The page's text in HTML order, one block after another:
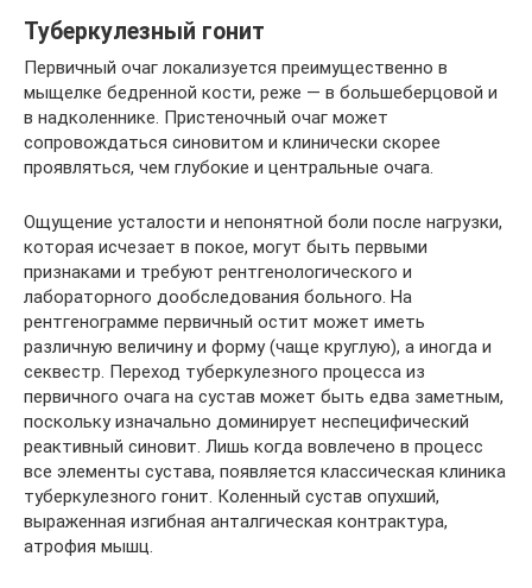
Туберкулезный гонит
Первичный очаг локализуется преимущественно в
мыщелке бедренной кости, реже — в большеберцовой и
в надколеннике. Пристеночный очаг может
сопровождаться синовитом и клинически скорее
проявляться, чем глубокие и центральные очага.
Ощущение усталости и непонятной боли после нагрузки,
которая исчезает в покое, могут быть первыми
признаками и требуют рентгенологического и
лабораторного дообследования больного. На
рентгенограмме первичный остит может иметь
различную величину и форму (чаще круглую), а иногда и
секвестр. Переход туберкулезного процесса из
первичного очага на сустав может быть едва заметным,
поскольку изначально доминирует неспецифический
реактивный синовит. Лишь когда вовлечено в процесс
все элементы сустава, появляется классическая клиника
туберкулезного гонит. Коленный сустав опухший,
выраженная изгибная анталгическая контрактура,
атрофия мышц.